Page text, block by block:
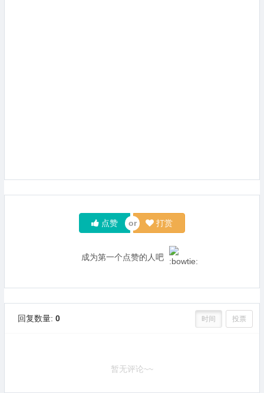
点赞 打赏
成为第一个点赞的人吧
回复数量: 0 时间 投票
暂无评论~~